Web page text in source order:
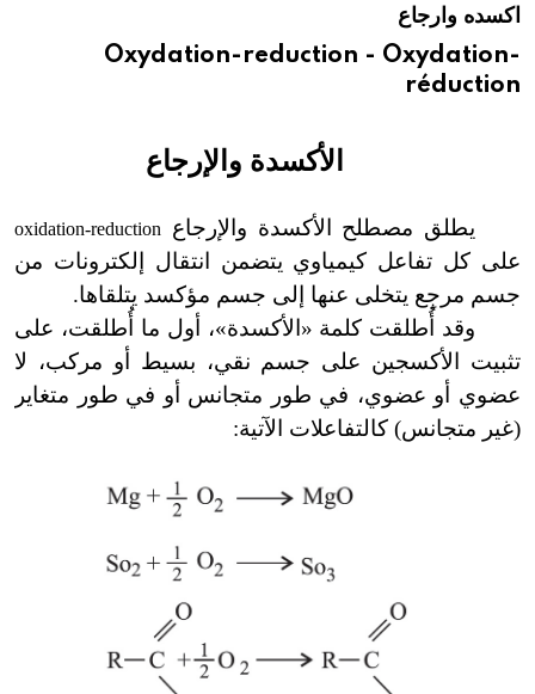
هيئة الموسوعة العربية تطلق موسوعات جديدة في عام 2026اكسده وارجاع
Oxydation-reduction - Oxydation-
réduction
الأكسدة والإرجاع
يطلق مصطلح الأكسدة والإرجاع oxidation-reduction
على كل تفاعل كيمياوي يتضمن انتقال إلكترونات من
جسم مرجِع يتخلى عنها إلى جسم مؤكسد يتلقاها.
وقد أُطلقت كلمة « الأكسدة»، أول ما أُطلقت، على
تثبيت الأكسجين على جسم نقي، بسيط أو مركب، لا
عضوي أو عضوي، في طور متجانس أو في طور متغاير
(غير متجانس) كالتفاعلات الآتية: